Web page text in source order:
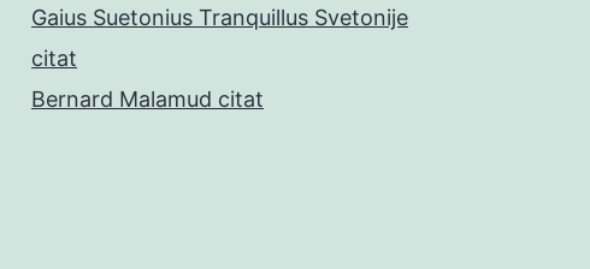
Gaius Suetonius Tranquillus Svetonije
citat
Bernard Malamud citat